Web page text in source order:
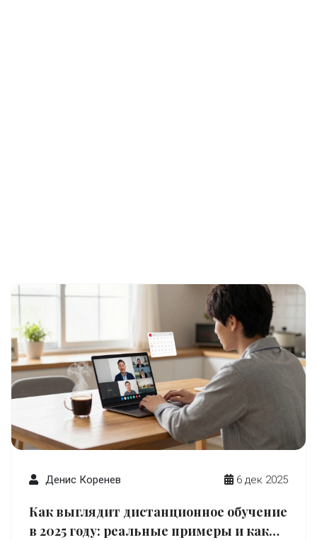
Денис Коренев 6 дек 2025
Как выглядит дистанционное обучение
в 2025 году: реальные примеры и как